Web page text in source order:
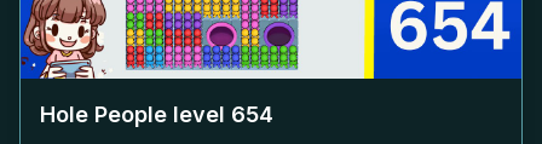
Hole People level 654